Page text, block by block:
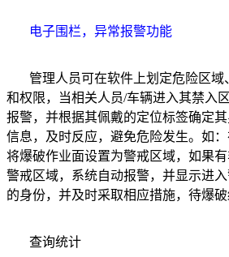
电子围栏，异常报警功能
管理人员可在软件上划定危险区域
和权限，当相关人员/车辆进入其禁入
报警，并根据其佩戴的定位标签确定
信息，及时反应，避免危险发生。如：
将爆破作业面设置为警戒区域，如果
警戒区域，系统自动报警，并显示进
的身份，并及时采取相应措施，待爆破
查询统计